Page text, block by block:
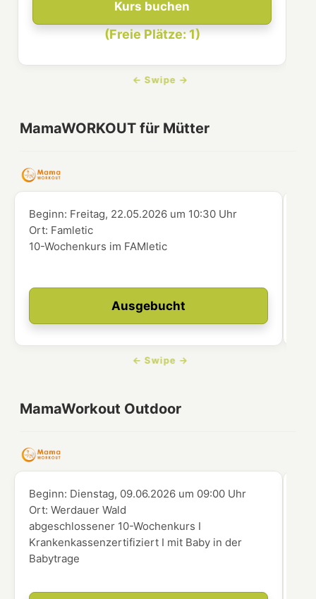
Kurs buchen
(Freie Plätze: 1)
MamaWORKOUT für Mütter
Ausgebucht
Beginn: Freitag, 22.05.2026 um 10:30 Uhr
Ort: Famletic
10-Wochenkurs im FAMletic
MamaWorkout Outdoor
Beginn: Dienstag, 09.06.2026 um 09:00 Uhr
Ort:Werdauer Wald
abgeschlossener 10-Wochenkurs I
Krankenkassenzertifiziert I mit Baby in der
Babytrage